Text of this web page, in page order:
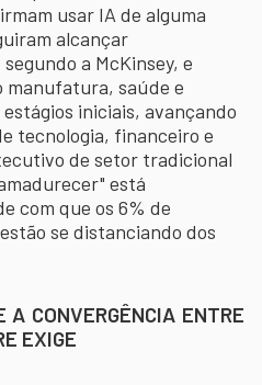
usar IA de alguma
alcançar
a McKinsey, e
manufatura, saúde e
iniciais, avançando
tecnologia, financeiro e
de setor tradicional
está
com que os 6% de
se distanciando dos
A CONVERGÊNCIA ENTRE
EXIGE